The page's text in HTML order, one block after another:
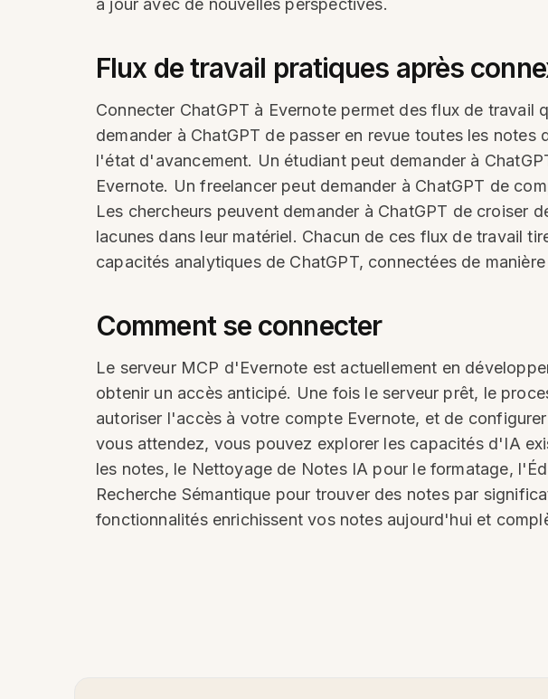
à jour avec de nouvelles perspectives.
Flux de travail pratiques après
Connecter ChatGPT à Evernote permet des flux de
demander à ChatGPT de passer en revue toutes les
l'état d'avancement. Un étudiant peut demander à
Evernote. Un freelancer peut demander à ChatGPT de
Les chercheurs peuvent demander à ChatGPT de croiser
lacunes dans leur matériel. Chacun de ces flux de travail
capacités analytiques de ChatGPT, connectées de
Comment se connecter
Le serveur MCP d'Evernote est actuellement en
obtenir un accès anticipé. Une fois le serveur prêt, le
autoriser l'accès à votre compte Evernote, et de
vous attendez, vous pouvez explorer les capacités d'IA
les notes, le Nettoyage de Notes IA pour le formatage,
Recherche Sémantique pour trouver des notes par
fonctionnalités enrichissent vos notes aujourd'hui et